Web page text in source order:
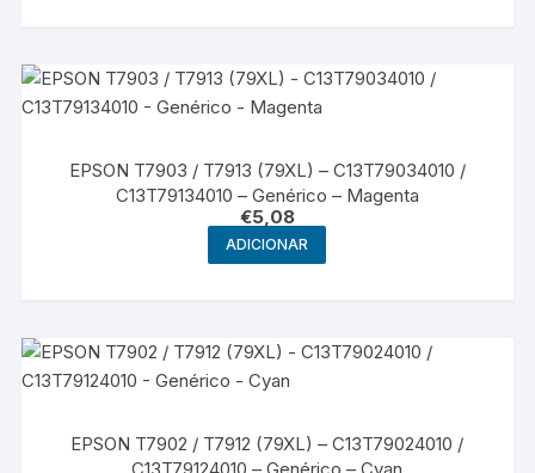
EPSON T7903 / T7913 (79XL) – C13T79034010 /
C13T79134010 – Genérico – Magenta
€5,08
ADICIONAR
EPSON T7902 / T7912 (79XL) – C13T79024010 /